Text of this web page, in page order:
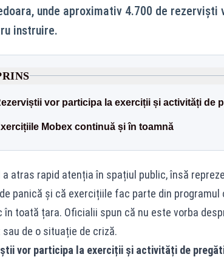
unde aproximativ 4.700 de
instruire.
vor participa la exerciții și activități de
Mobex continuă și în toamnă
a atras rapid atenția în spațiul public, însă
panică și că exercițiile fac parte din
în toată țara. Oficialii spun că nu este vorba
de o situație de criză.
vor participa la exerciții și activități de